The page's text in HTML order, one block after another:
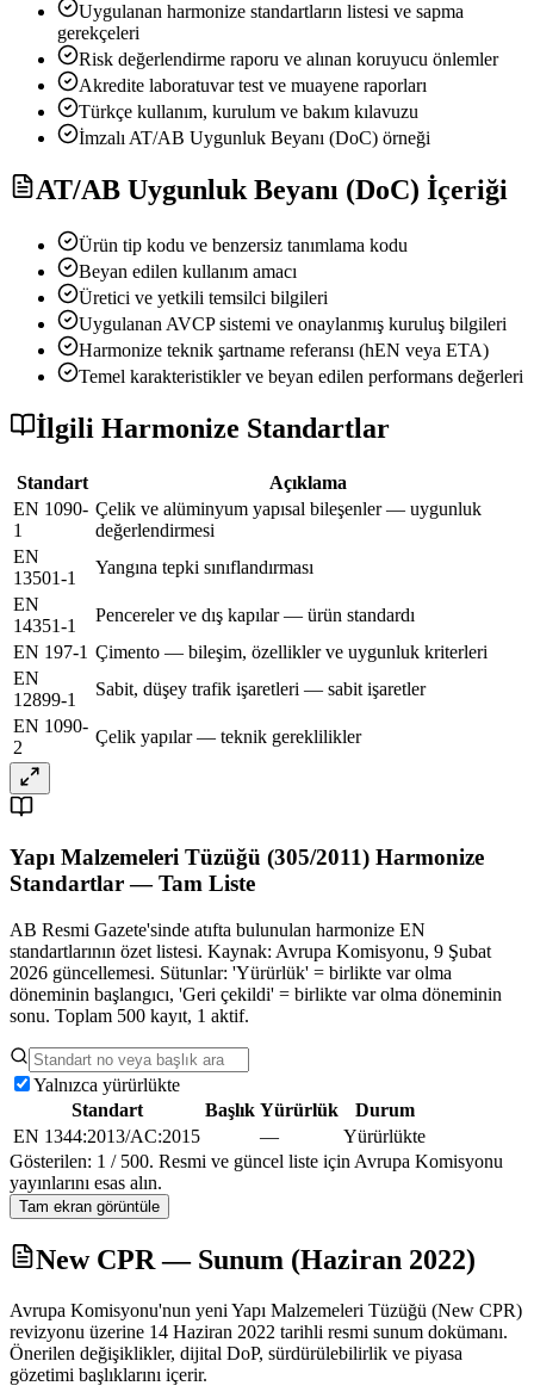
Uygulanan harmonize standartların listesi ve sapma
gerekçeleri
Risk değerlendirme raporu ve alınan koruyucu önlemler
Akredite laboratuvar test ve muayene raporları
Türkçe kullanım, kurulum ve bakım kılavuzu
İmzalı AT/AB Uygunluk Beyanı (DoC) örneği
AT/AB Uygunluk Beyanı (DoC) İçeriği
Ürün tip kodu ve benzersiz tanımlama kodu
Beyan edilen kullanım amacı
Üretici ve yetkili temsilci bilgileri
Uygulanan AVCP sistemi ve onaylanmış kuruluş bilgileri
Harmonize teknik şartname referansı (hEN veya ETA)
Temel karakteristikler ve beyan edilen performans değerleri
İlgili Harmonize Standartlar
Standart
Açıklama
EN 1090-
1
Çelik ve alüminyum yapısal bileşenler — uygunluk
değerlendirmesi
EN
13501-1
Yangına tepki sınıflandırması
EN
14351-1
Pencereler ve dış kapılar — ürün standardı
EN 197-1 Çimento — bileşim, özellikler ve uygunluk kriterleri
EN
12899-1
Sabit, düşey trafik işaretleri — sabit işaretler
EN 1090-
2
Çelik yapılar — teknik gereklilikler
Yapı Malzemeleri Tüzüğü (305/2011) Harmonize
Standartlar — Tam Liste
AB Resmi Gazete'sinde atıfta bulunulan harmonize EN
standartlarının özet listesi. Kaynak: Avrupa Komisyonu, 9 Şubat
2026 güncellemesi. Sütunlar: 'Yürürlük' = birlikte var olma
döneminin başlangıcı, 'Geri çekildi' = birlikte var olma döneminin
sonu. Toplam 500 kayıt, 1 aktif.
Yalnızca yürürlükte
Standart
Başlık Yürürlük
Durum
EN 1344:2013/AC:2015
—
Yürürlükte
Gösterilen: 1 / 500. Resmi ve güncel liste için Avrupa Komisyonu
yayınlarını esas alın.
Tam ekran görüntüle
New CPR — Sunum (Haziran 2022)
Avrupa Komisyonu'nun yeni Yapı Malzemeleri Tüzüğü (New CPR)
revizyonu üzerine 14 Haziran 2022 tarihli resmi sunum dokümanı.
Önerilen değişiklikler, dijital DoP, sürdürülebilirlik ve piyasa
gözetimi başlıklarını içerir.